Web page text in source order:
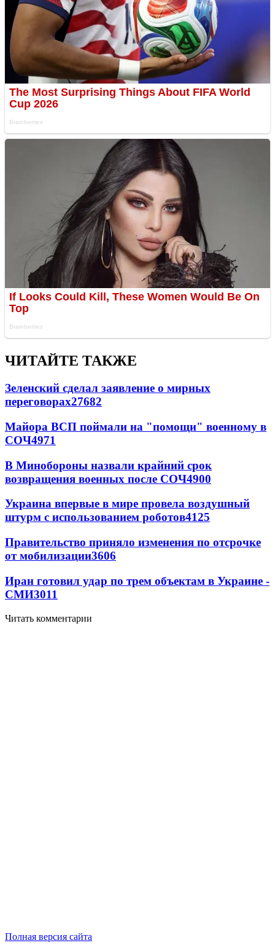
ЧИТАЙТЕ ТАКЖЕ
Зеленский сделал заявление о мирных
переговорах27682
Майора ВСП поймали на "помощи" военному в
СОЧ4971
В Минобороны назвали крайний срок
возвращения военных после СОЧ4900
Украина впервые в мире провела воздушный
штурм с использованием роботов4125
Правительство приняло изменения по отсрочке
от мобилизации3606
Иран готовил удар по трем объектам в Украине -
СМИ3011
Читать комментарии
Полная версия сайта